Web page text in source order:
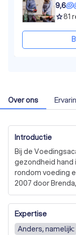
9,6
grade81
Over ons
Introductie
Bij de
gezondheid hand
rondom voeding
2007 door
diëtistenpraktijk
streeft naar een
zich in 2019 bij
we onze kennis
Expertise
Anders, namelijk: